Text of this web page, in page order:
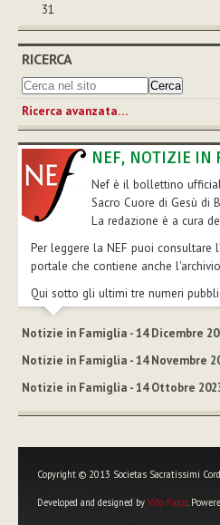
31
RICERCA
Ricerca avanzata…
NEF, NOTIZIE IN
Nef è il bollettino
Sacro Cuore di Gesù di
La redazione è a cura
Per leggere la NEF puoi consultare l’
portale che contiene anche
Qui sotto gli ultimi tre numeri
Notizie in Famiglia - 14 Dicembre
Notizie in Famiglia - 14 Novembre
Notizie in Famiglia - 14 Ottobre
Copyright © 2013 Societas Sacratissimi
Developed and designed by Vito Falco.